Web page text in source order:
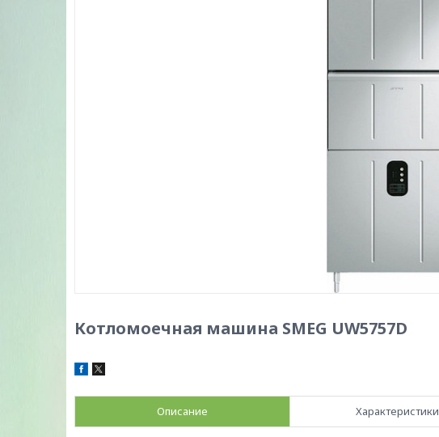
Котломоечная машина SMEG UW5757D
Описание Характеристики